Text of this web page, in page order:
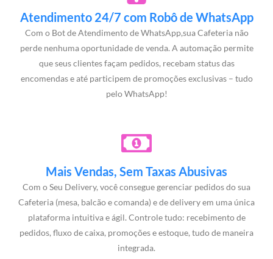
Atendimento 24/7 com Robô de WhatsApp
Com o Bot de Atendimento de WhatsApp,sua Cafeteria não
perde nenhuma oportunidade de venda. A automação permite
que seus clientes façam pedidos, recebam status das
encomendas e até participem de promoções exclusivas – tudo
pelo WhatsApp!
Mais Vendas, Sem Taxas Abusivas
Com o Seu Delivery, você consegue gerenciar pedidos do sua
Cafeteria (mesa, balcão e comanda) e de delivery em uma única
plataforma intuitiva e ágil. Controle tudo: recebimento de
pedidos, fluxo de caixa, promoções e estoque, tudo de maneira
integrada.